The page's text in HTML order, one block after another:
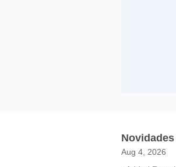
Aug 4, 2026